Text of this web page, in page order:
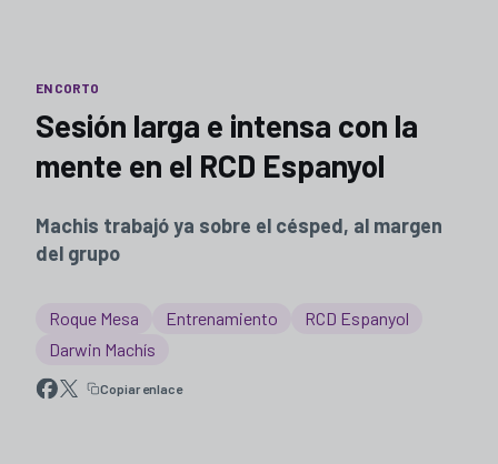
EN CORTO
Sesión larga e intensa con la
mente en el RCD Espanyol
Machis trabajó ya sobre el césped, al margen
del grupo
Roque Mesa Entrenamiento
RCD Espanyol
Darwin Machís
Copiar enlace